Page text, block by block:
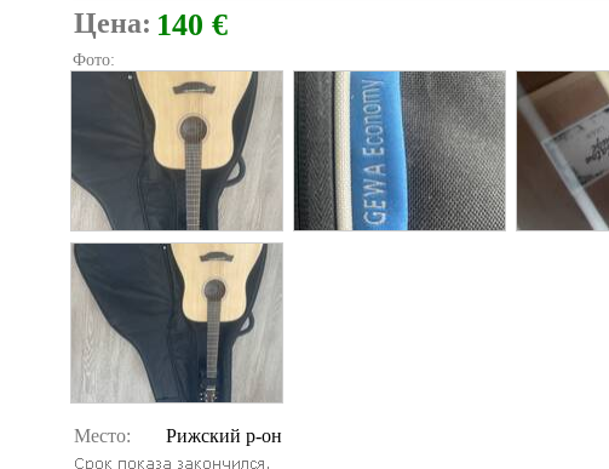
Цена: 140 €
Фото:
Место: Рижский р-он